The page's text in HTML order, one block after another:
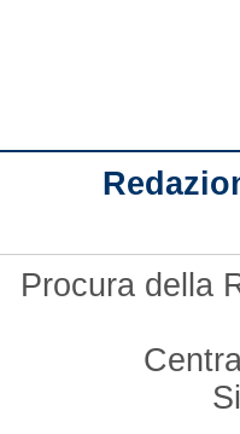
Procura della